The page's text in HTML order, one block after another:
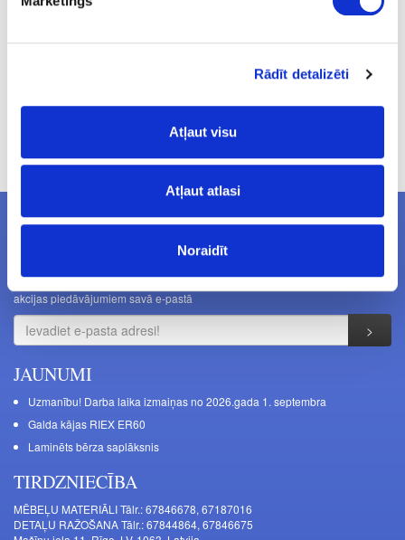
Rādīt detalizēti
Atļaut visu
Atļaut atlasi
Noraidīt
Cenas norādītas bez PVN. Cenas var tikt mainītas bez iepriekšēja
Uzziniet visu pirmais - saņemiet informāciju par jauniem produktiem un
akcijas piedāvājumiem savā e-pastā
JAUNUMI
Uzmanību! Darba laika izmaiņas no 2026.gada 1. septembra
Galda kājas RIEX ER60
Laminēts bērza saplāksnis
TIRDZNIECĪBA
MĒBEĻU MATERIĀLI Tālr.: 67846678, 67187016
DETAĻU RAŽOŠANA Tālr.: 67844864, 67846675